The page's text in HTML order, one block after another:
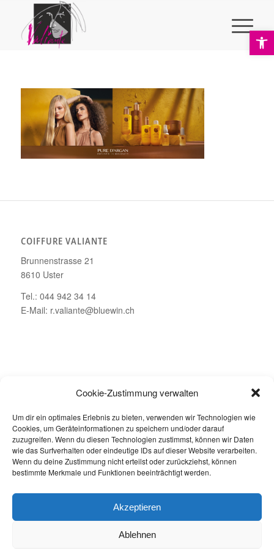
Cookie-Zustimmung verwalten
Um dir ein optimales Erlebnis zu bieten, verwenden wir Technologien wie
Cookies, um Geräteinformationen zu speichern und/oder darauf
zuzugreifen. Wenn du diesen Technologien zustimmst, können wir Daten
wie das Surfverhalten oder eindeutige IDs auf dieser Website verarbeiten.
Wenn du deine Zustimmung nicht erteilst oder zurückziehst, können
bestimmte Merkmale und Funktionen beeinträchtigt werden.
Akzeptieren
Ablehnen
COIFFURE VALIANTE
Brunnenstrasse 21
8610 Uster
Tel.: 044 942 34 14
E-Mail: r.valiante@bluewin.ch
Dienstag bis Freitag: 08.00 – 19.00 Uhr
Samstag: 08.00 – 16.00 Uhr